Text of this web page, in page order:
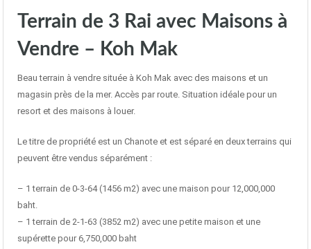
Terrain de 3 Rai avec Maisons à
Vendre – Koh Mak
Beau terrain à vendre située à Koh Mak avec des maisons et un
magasin près de la mer. Accès par route. Situation idéale pour un
resort et des maisons à louer.
Le titre de propriété est un Chanote et est séparé en deux terrains qui
peuvent être vendus séparément :
– 1 terrain de 0-3-64 (1456 m2) avec une maison pour 12,000,000
baht.
– 1 terrain de 2-1-63 (3852 m2) avec une petite maison et une
supérette pour 6,750,000 baht